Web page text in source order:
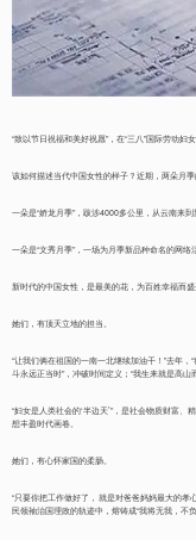
“致以节日祝福和美好祝愿”，在“三八”国际劳动妇
该如何描述当代中国女性的样子？近期，两朵月季
一朵是“娇龙月季”，跋涉4000多公里，从云南来
一朵是“文秀月季”，一场为月季新品种命名的网络
新时代的中国女性，是最美的花，为百姓幸福而
她们，有顶天立地的担当。
“让我们俩在祖国的一南一北继续加油干！”去年
斗永远正当时”，冲破时间定义；“我生来就是高山
“妇女是人类社会的‘半边天’”，是社会物质财富
想丰盈时代画卷。
她们，有心怀家国的柔肠。
“只要你把工作做好了，就是对爸爸妈妈最大的
民领袖治国理政的轨迹中，熔铸成“我将无我，不负